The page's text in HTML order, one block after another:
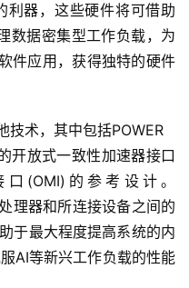
利器，这些硬件将可借助
数据密集型工作负载，为
件应用，获得独特的硬件
术，其中包括POWER
开放式一致性加速器接口
(OMI)的参考设计。
理器和所连接设备之间的
于最大程度提高系统的内
AI等新兴工作负载的性能